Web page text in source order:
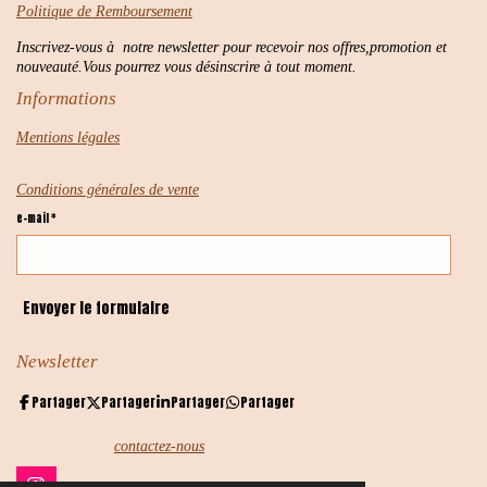
Politique de Remboursement
Inscrivez-vous à notre newsletter pour recevoir nos offres,promotion et
nouveauté.Vous pourrez vous désinscrire à tout moment.
Informations
Mentions légales
Conditions générales de vente
e-mail *
Envoyer le formulaire
Newsletter
Partager Partager Partager Partager
contactez-nous